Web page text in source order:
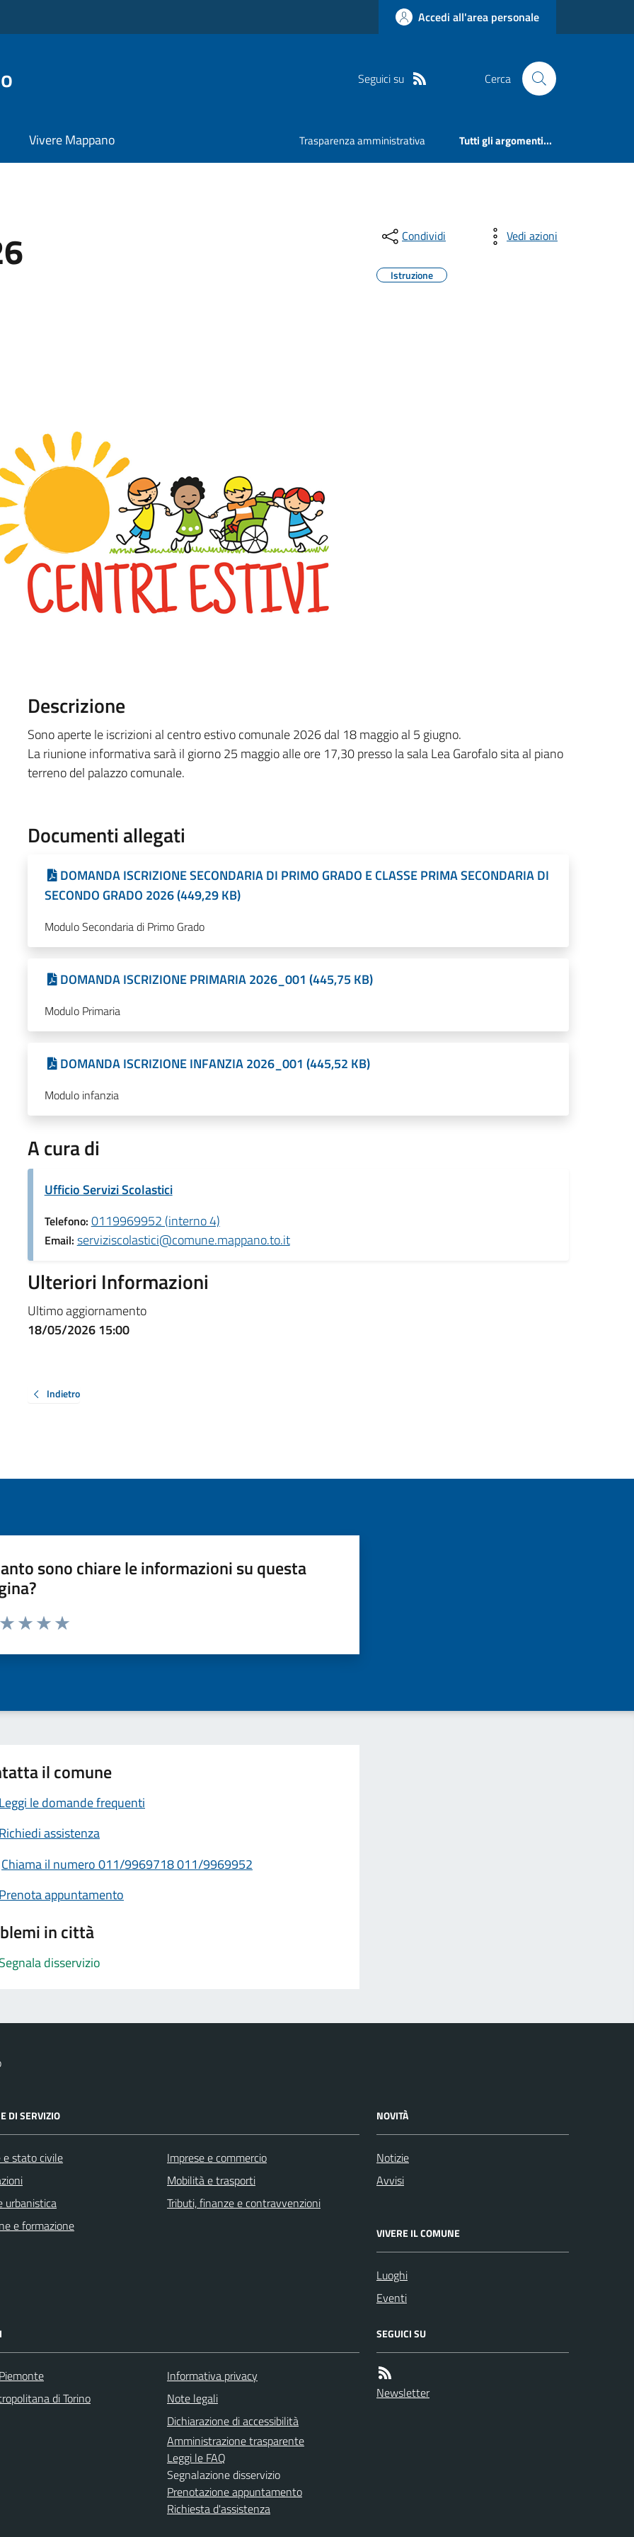
Accedi all'area personale
Seguici su Cerca
Vivere Mappano Trasparenza amministrativa Tutti gli argomenti...
Condividi Vedi azioni
Istruzione
Descrizione
Sono aperte le iscrizioni al centro estivo comunale 2026 dal 18 maggio al 5 giugno.
La riunione informativa sarà il giorno 25 maggio alle ore 17,30 presso la sala Lea Garofalo sita al piano
terreno del palazzo comunale.
Documenti allegati
DOMANDA ISCRIZIONE SECONDARIA DI PRIMO GRADO E CLASSE PRIMA SECONDARIA DI
SECONDO GRADO 2026 (449,29 KB)
Modulo Secondaria di Primo Grado
DOMANDA ISCRIZIONE PRIMARIA 2026_001 (445,75 KB)
Modulo Primaria
DOMANDA ISCRIZIONE INFANZIA 2026_001 (445,52 KB)
Modulo infanzia
A cura di
Ufficio Servizi Scolastici
Telefono: 0119969952 (interno 4)
Email: serviziscolastici@comune.mappano.to.it
Ulteriori Informazioni
Ultimo aggiornamento
18/05/2026 15:00
Indietro
sono chiare le informazioni su questa
da 1 a 5 stelle la pagina
il comune
le domande frequenti
assistenza
Chiama il numero 011/9969718 011/9969952
appuntamento
in città
disservizio
DI SERVIZIO
e stato civile
urbanistica
e formazione
Imprese e commercio
Mobilità e trasporti
Tributi, finanze e contravvenzioni
NOVITÀ
Notizie
Avvisi
VIVERE IL COMUNE
Luoghi
Eventi
di Torino
Informativa privacy
Note legali
Dichiarazione di accessibilità
Amministrazione trasparente
Leggi le FAQ
Segnalazione disservizio
Prenotazione appuntamento
Richiesta d'assistenza
SEGUICI SU
Newsletter